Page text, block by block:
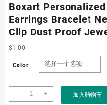
Boxart
Earrings Bracelet
Clip Dust Proof
$1.00
Color
-
Boxart
Personalized
+ 加入购物车